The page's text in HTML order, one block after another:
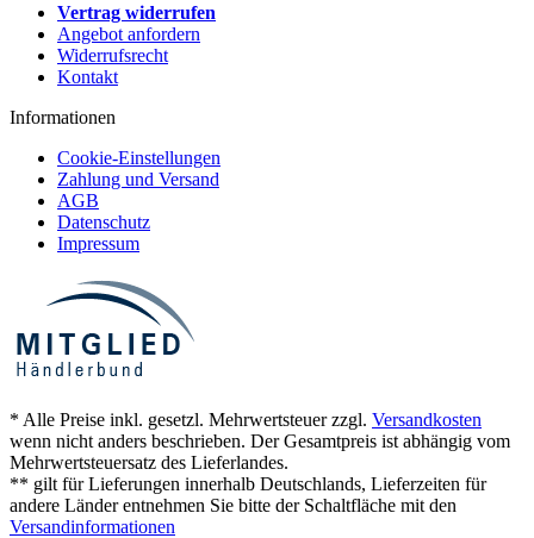
Vertrag widerrufen
Angebot anfordern
Widerrufsrecht
Kontakt
Informationen
Cookie-Einstellungen
Zahlung und Versand
AGB
Datenschutz
Impressum
* Alle Preise inkl. gesetzl. Mehrwertsteuer zzgl. Versandkosten
wenn nicht anders beschrieben. Der Gesamtpreis ist abhängig vom
Mehrwertsteuersatz des Lieferlandes.
** gilt für Lieferungen innerhalb Deutschlands, Lieferzeiten für
andere Länder entnehmen Sie bitte der Schaltfläche mit den
Versandinformationen